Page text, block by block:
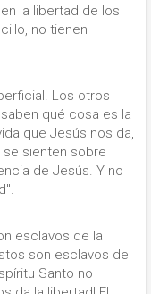
la libertad de los
no tienen
Los otros
qué cosa es la
que Jesús nos da,
se sienten sobre
de Jesús. Y no
esclavos de la
son esclavos de
Santo no